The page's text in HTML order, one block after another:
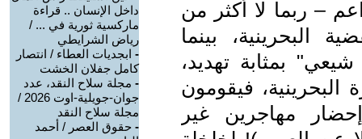
– ربما لا أكثر من
البحرينية، بينما
بمثابة تهديد،
فيقومون
مهاجرين غير
داخل الإنسان .. قراءة
ماركسية ثورية في ... /
رياض الشرايطي
- ابجديات العطاء / انتصار
كامل جفلان الخشت
- مجلة سلاح النقد، عدد
جوان-جويلية-اوت 2026 /
مجلة سلاح النقد
- حقوق العصر / أحمد